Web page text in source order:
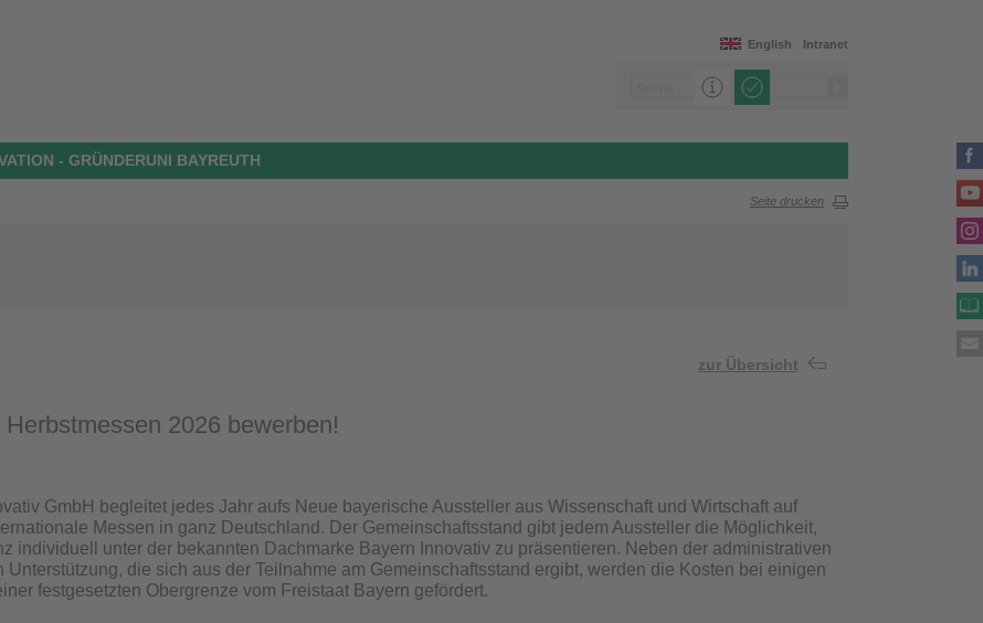
Intranet
English
- GRÜNDERUNI BAYREUTH
Seite drucken
zur Übersicht
2026 bewerben!
GmbH begleitet jedes Jahr aufs Neue bayerische Aussteller aus Wissenschaft und Wirtschaft auf
Messen in ganz Deutschland. Der Gemeinschaftsstand gibt jedem Aussteller die Möglichkeit,
individuell unter der bekannten Dachmarke Bayern Innovativ zu präsentieren. Neben der administrativen
Unterstützung, die sich aus der Teilnahme am Gemeinschaftsstand ergibt, werden die Kosten bei einigen
festgesetzten Obergrenze vom Freistaat Bayern gefördert.